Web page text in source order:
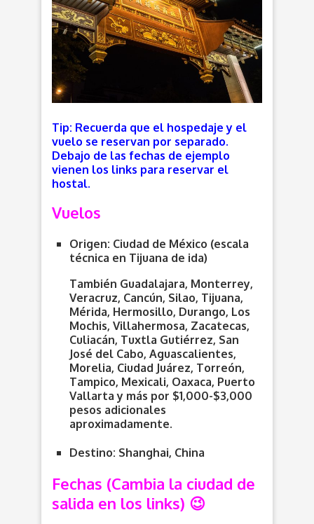
Tip: Recuerda que el hospedaje y el
vuelo se reservan por separado.
Debajo de las fechas de ejemplo
vienen los links para reservar el
hostal.
Vuelos
Origen: Ciudad de México (escala
técnica en Tijuana de ida)
También Guadalajara, Monterrey,
Veracruz, Cancún, Silao, Tijuana,
Mérida, Hermosillo, Durango, Los
Mochis, Villahermosa, Zacatecas,
Culiacán, Tuxtla Gutiérrez, San
José del Cabo, Aguascalientes,
Morelia, Ciudad Juárez, Torreón,
Tampico, Mexicali, Oaxaca, Puerto
Vallarta y más por $1,000-$3,000
pesos adicionales
aproximadamente.
Destino: Shanghai, China
Fechas (Cambia la ciudad de
salida en los links) 😉